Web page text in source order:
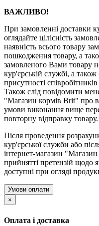
ВАЖЛИВО!
При замовленні доставки
оглядайте цілісність
наявність всього товару
пошкодження товару, а
замовленого Вами товару
кур'єрській службі, а
присутності
Також слід повідомити
"Магазин кормів Brit" про
умови виконання вище
повторну відправку товару.
Після проведення
кур'єрської служби або
інтернет-магазин
прийнятті претензій щодо
доступні при огляді
Умови оплати
×
Оплата і доставка